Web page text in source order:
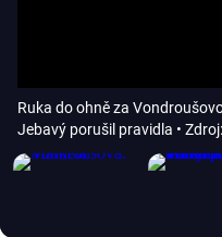
Ruka do ohně za
Jebavý porušil pravidla •